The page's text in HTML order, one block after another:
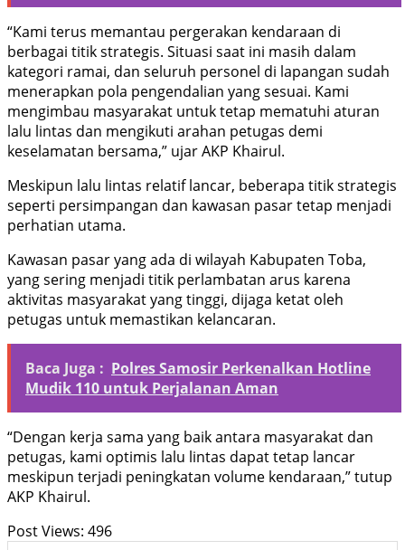
“Kami terus memantau pergerakan kendaraan di
berbagai titik strategis. Situasi saat ini masih dalam
kategori ramai, dan seluruh personel di lapangan sudah
menerapkan pola pengendalian yang sesuai. Kami
mengimbau masyarakat untuk tetap mematuhi aturan
lalu lintas dan mengikuti arahan petugas demi
keselamatan bersama,” ujar AKP Khairul.
Meskipun lalu lintas relatif lancar, beberapa titik strategis
seperti persimpangan dan kawasan pasar tetap menjadi
perhatian utama.
Kawasan pasar yang ada di wilayah Kabupaten Toba,
yang sering menjadi titik perlambatan arus karena
aktivitas masyarakat yang tinggi, dijaga ketat oleh
petugas untuk memastikan kelancaran.
Baca Juga : Polres Samosir Perkenalkan Hotline
Mudik 110 untuk Perjalanan Aman
“Dengan kerja sama yang baik antara masyarakat dan
petugas, kami optimis lalu lintas dapat tetap lancar
meskipun terjadi peningkatan volume kendaraan,” tutup
AKP Khairul.
Post Views: 496